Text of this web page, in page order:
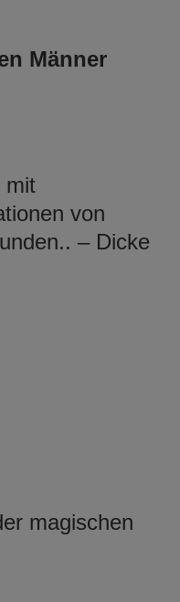
Männer
mit
von
– Dicke
magischen